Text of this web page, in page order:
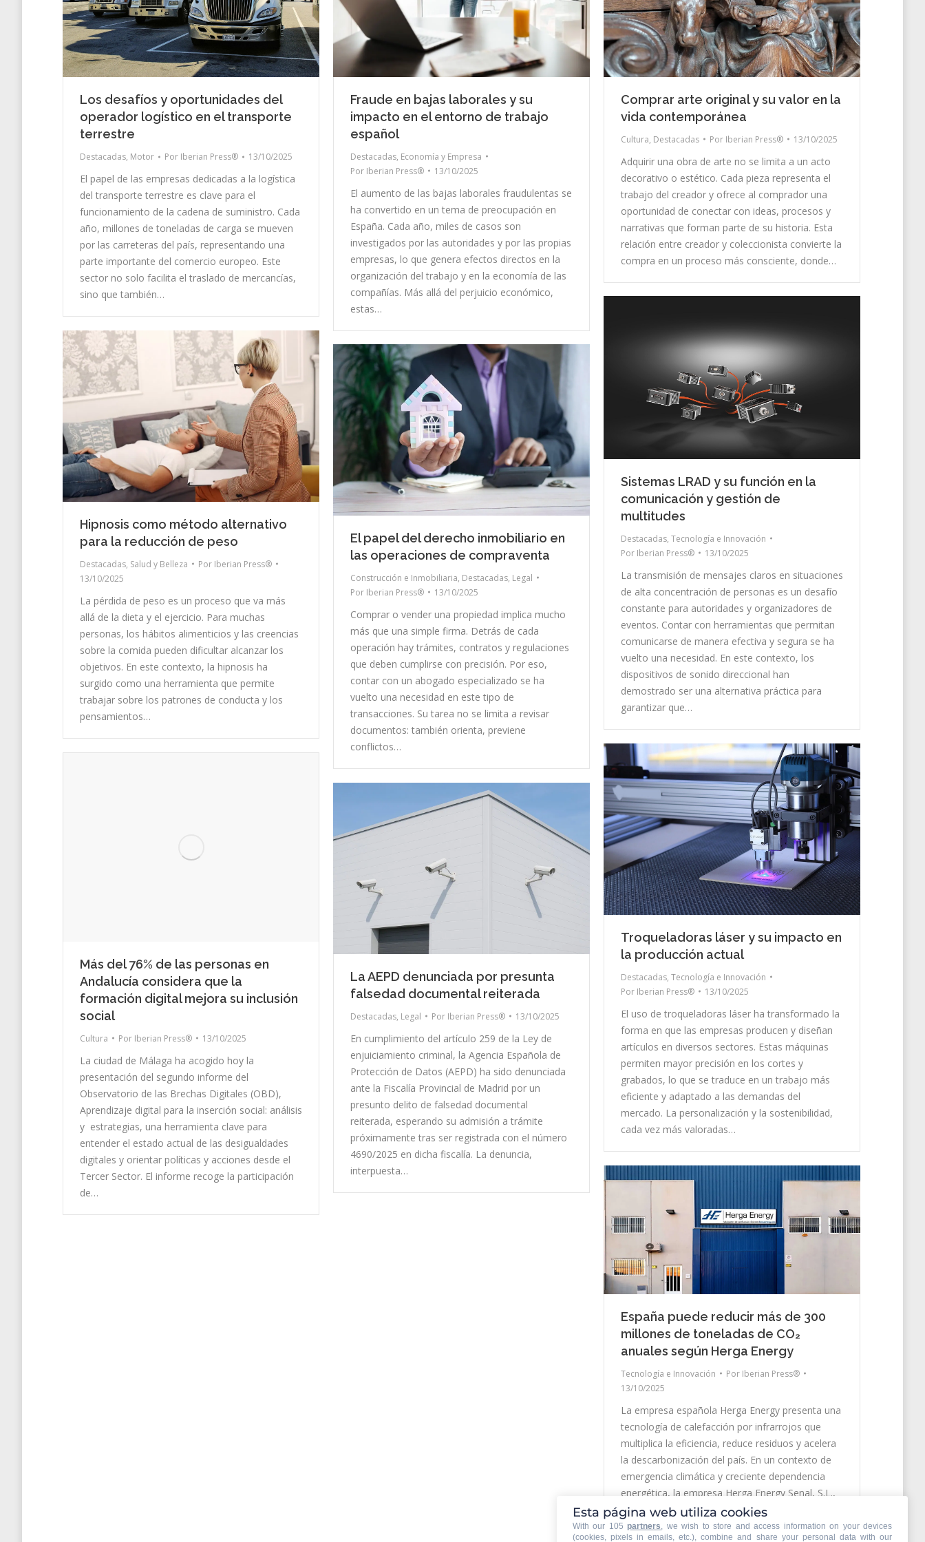
Los desafíos y oportunidades del
operador logístico en el transporte
terrestre
Destacadas, Motor Por Iberian Press® 13/10/2025
El papel de las empresas dedicadas a la logística
del transporte terrestre es clave para el
funcionamiento de la cadena de suministro. Cada
año, millones de toneladas de carga se mueven
por las carreteras del país, representando una
parte importante del comercio europeo. Este
sector no solo facilita el traslado de mercancías,
sino que también…
Fraude en bajas laborales y su
impacto en el entorno de trabajo
español
Destacadas, Economía y Empresa
Por Iberian Press® 13/10/2025
El aumento de las bajas laborales fraudulentas se
ha convertido en un tema de preocupación en
España. Cada año, miles de casos son
investigados por las autoridades y por las propias
empresas, lo que genera efectos directos en la
organización del trabajo y en la economía de las
compañías. Más allá del perjuicio económico,
estas…
Comprar arte original y su valor en la
vida contemporánea
Cultura, Destacadas Por Iberian Press® 13/10/2025
Adquirir una obra de arte no se limita a un acto
decorativo o estético. Cada pieza representa el
trabajo del creador y ofrece al comprador una
oportunidad de conectar con ideas, procesos y
narrativas que forman parte de su historia. Esta
relación entre creador y coleccionista convierte la
compra en un proceso más consciente, donde…
Sistemas LRAD y su función en la
comunicación y gestión de
multitudes
Destacadas, Tecnología e Innovación
Por Iberian Press® 13/10/2025
La transmisión de mensajes claros en situaciones
de alta concentración de personas es un desafío
constante para autoridades y organizadores de
eventos. Contar con herramientas que permitan
comunicarse de manera efectiva y segura se ha
vuelto una necesidad. En este contexto, los
dispositivos de sonido direccional han
demostrado ser una alternativa práctica para
garantizar que…
Hipnosis como método alternativo
para la reducción de peso
Destacadas, Salud y Belleza Por Iberian Press®
13/10/2025
La pérdida de peso es un proceso que va más
allá de la dieta y el ejercicio. Para muchas
personas, los hábitos alimenticios y las creencias
sobre la comida pueden dificultar alcanzar los
objetivos. En este contexto, la hipnosis ha
surgido como una herramienta que permite
trabajar sobre los patrones de conducta y los
pensamientos…
El papel del derecho inmobiliario en
las operaciones de compraventa
Construcción e Inmobiliaria, Destacadas, Legal
Por Iberian Press® 13/10/2025
Comprar o vender una propiedad implica mucho
más que una simple firma. Detrás de cada
operación hay trámites, contratos y regulaciones
que deben cumplirse con precisión. Por eso,
contar con un abogado especializado se ha
vuelto una necesidad en este tipo de
transacciones. Su tarea no se limita a revisar
documentos: también orienta, previene
conflictos…
Troqueladoras láser y su impacto en
la producción actual
Destacadas, Tecnología e Innovación
Por Iberian Press® 13/10/2025
El uso de troqueladoras láser ha transformado la
forma en que las empresas producen y diseñan
artículos en diversos sectores. Estas máquinas
permiten mayor precisión en los cortes y
grabados, lo que se traduce en un trabajo más
eficiente y adaptado a las demandas del
mercado. La personalización y la sostenibilidad,
cada vez más valoradas…
Más del 76% de las personas en
Andalucía considera que la
formación digital mejora su inclusión
social
Cultura Por Iberian Press® 13/10/2025
La ciudad de Málaga ha acogido hoy la
presentación del segundo informe del
Observatorio de las Brechas Digitales (OBD),
Aprendizaje digital para la inserción social: análisis
y estrategias, una herramienta clave para
entender el estado actual de las desigualdades
digitales y orientar políticas y acciones desde el
Tercer Sector. El informe recoge la participación
de…
La AEPD denunciada por presunta
falsedad documental reiterada
Destacadas, Legal Por Iberian Press® 13/10/2025
En cumplimiento del artículo 259 de la Ley de
enjuiciamiento criminal, la Agencia Española de
Protección de Datos (AEPD) ha sido denunciada
ante la Fiscalía Provincial de Madrid por un
presunto delito de falsedad documental
reiterada, esperando su admisión a trámite
próximamente tras ser registrada con el número
4690/2025 en dicha fiscalía. La denuncia,
interpuesta…
España puede reducir más de 300
millones de toneladas de CO₂
anuales según Herga Energy
Tecnología e Innovación Por Iberian Press®
13/10/2025
La empresa española Herga Energy presenta una
tecnología de calefacción por infrarrojos que
multiplica la eficiencia, reduce residuos y acelera
la descarbonización del país. En un contexto de
emergencia climática y creciente dependencia
energética, la empresa Herga Energy Senal, S.L.,
especializada en sistemas térmicos de bajo
consumo, ha anunciado una solución tecnológica
Esta página web utiliza cookies
With our 105 partners, we wish to store and access information on your devices
(cookies, pixels in emails, etc.), combine and share your personal data with our